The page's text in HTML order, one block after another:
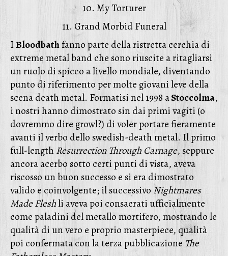
10. My Torturer
11. Grand Morbid Funeral
IBloodbathfanno parte della ristretta cerchia di
extreme metal band che sono riuscite a ritagliarsi
un ruolo di spicco a livello mondiale, diventando
punto di riferimento per molte giovani leve della
scena death metal. Formatisi nel 1998 aStoccolma,
i nostri hanno dimostrato sin dai primi vagiti (o
dovremmo dire growl?) di voler portare fieramente
avanti il verbo dello swedish-death metal. Il primo
full-length Resurrection Through Carnage, seppure
ancora acerbo sotto certi punti di vista, aveva
riscosso un buon successo e si era dimostrato
valido e coinvolgente; il successivo Nightmares
Made Fleshli aveva poi consacrati ufficialmente
come paladini del metallo mortifero, mostrando le
qualità di un vero e proprio masterpiece, qualità
poi confermata con la terza pubblicazione The